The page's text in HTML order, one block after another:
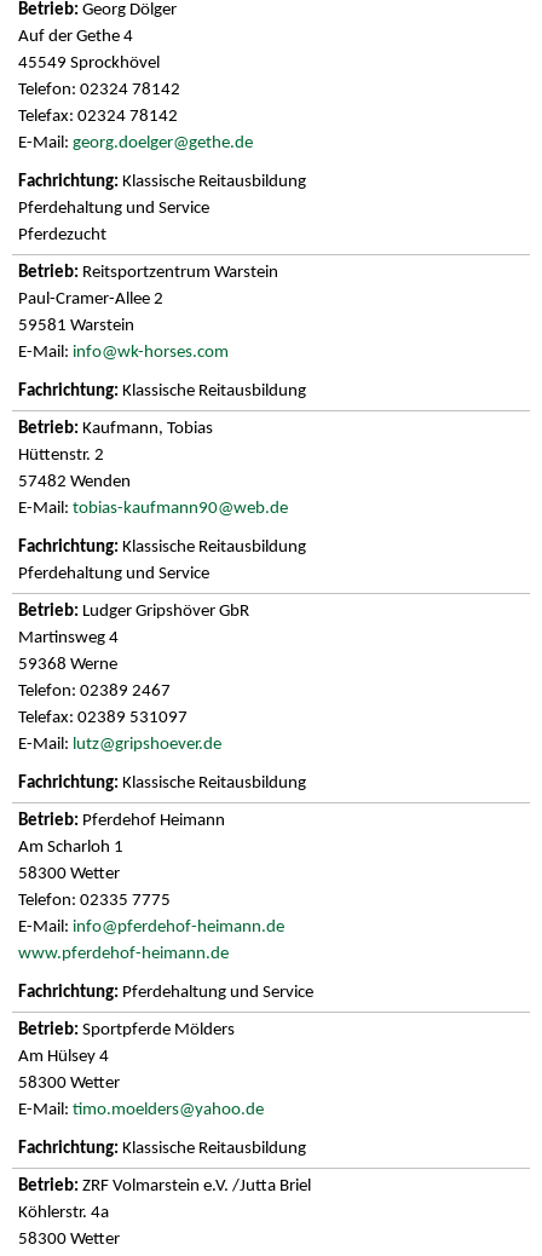
Georg Dölger
Auf der Gethe 4
45549 Sprockhövel
Telefon: 02324 78142
Telefax: 02324 78142
E-Mail: georg.doelger@gethe.de
Klassische Reitausbildung
Pferdehaltung und Service
Pferdezucht
Reitsportzentrum Warstein
Paul-Cramer-Allee 2
59581 Warstein
E-Mail: info@wk-horses.com
Klassische Reitausbildung
Kaufmann, Tobias
Hüttenstr. 2
57482 Wenden
E-Mail: tobias-kaufmann90@web.de
Klassische Reitausbildung
Pferdehaltung und Service
Ludger Gripshöver GbR
Martinsweg 4
59368 Werne
Telefon: 02389 2467
Telefax: 02389 531097
E-Mail: lutz@gripshoever.de
Klassische Reitausbildung
Pferdehof Heimann
Am Scharloh 1
58300 Wetter
Telefon: 02335 7775
E-Mail: info@pferdehof-heimann.de
www.pferdehof-heimann.de
Pferdehaltung und Service
Sportpferde Mölders
Am Hülsey 4
58300 Wetter
E-Mail: timo.moelders@yahoo.de
Klassische Reitausbildung
ZRF Volmarstein e.V. /Jutta Briel
Köhlerstr. 4a
58300 Wetter